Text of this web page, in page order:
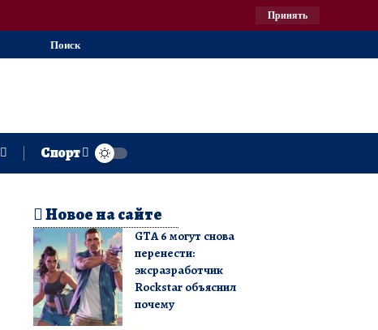
Принять
Поиск
Спорт
Новое на сайте
GTA 6 могут снова
перенести:
эксразработчик
Rockstar объяснил
почему